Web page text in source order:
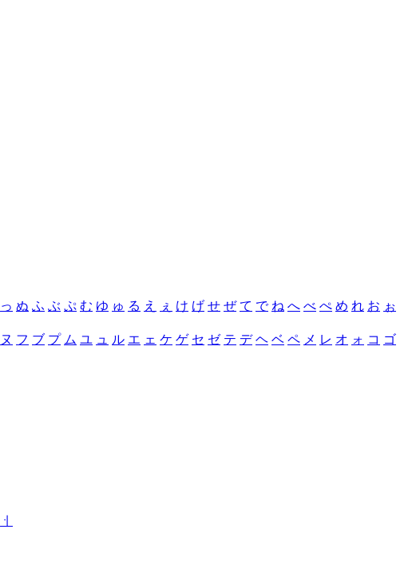
っ ぬ ふ ぶ ぷ む ゆ ゅ る え ぇ け げ せ ぜ て で ね へ べ ぺ め れ お ぉ
ヌ フ ブ プ ム ユ ュ ル エ ェ ケ ゲ セ ゼ テ デ ヘ ベ ペ メ レ オ ォ コ ゴ
ㆎ